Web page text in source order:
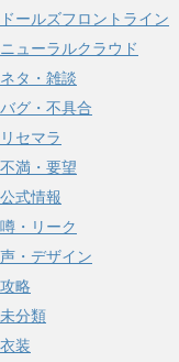
ドールズフロントライン
ニューラルクラウド
ネタ・雑談
バグ・不具合
リセマラ
不満・要望
公式情報
噂・リーク
声・デザイン
攻略
未分類
衣装